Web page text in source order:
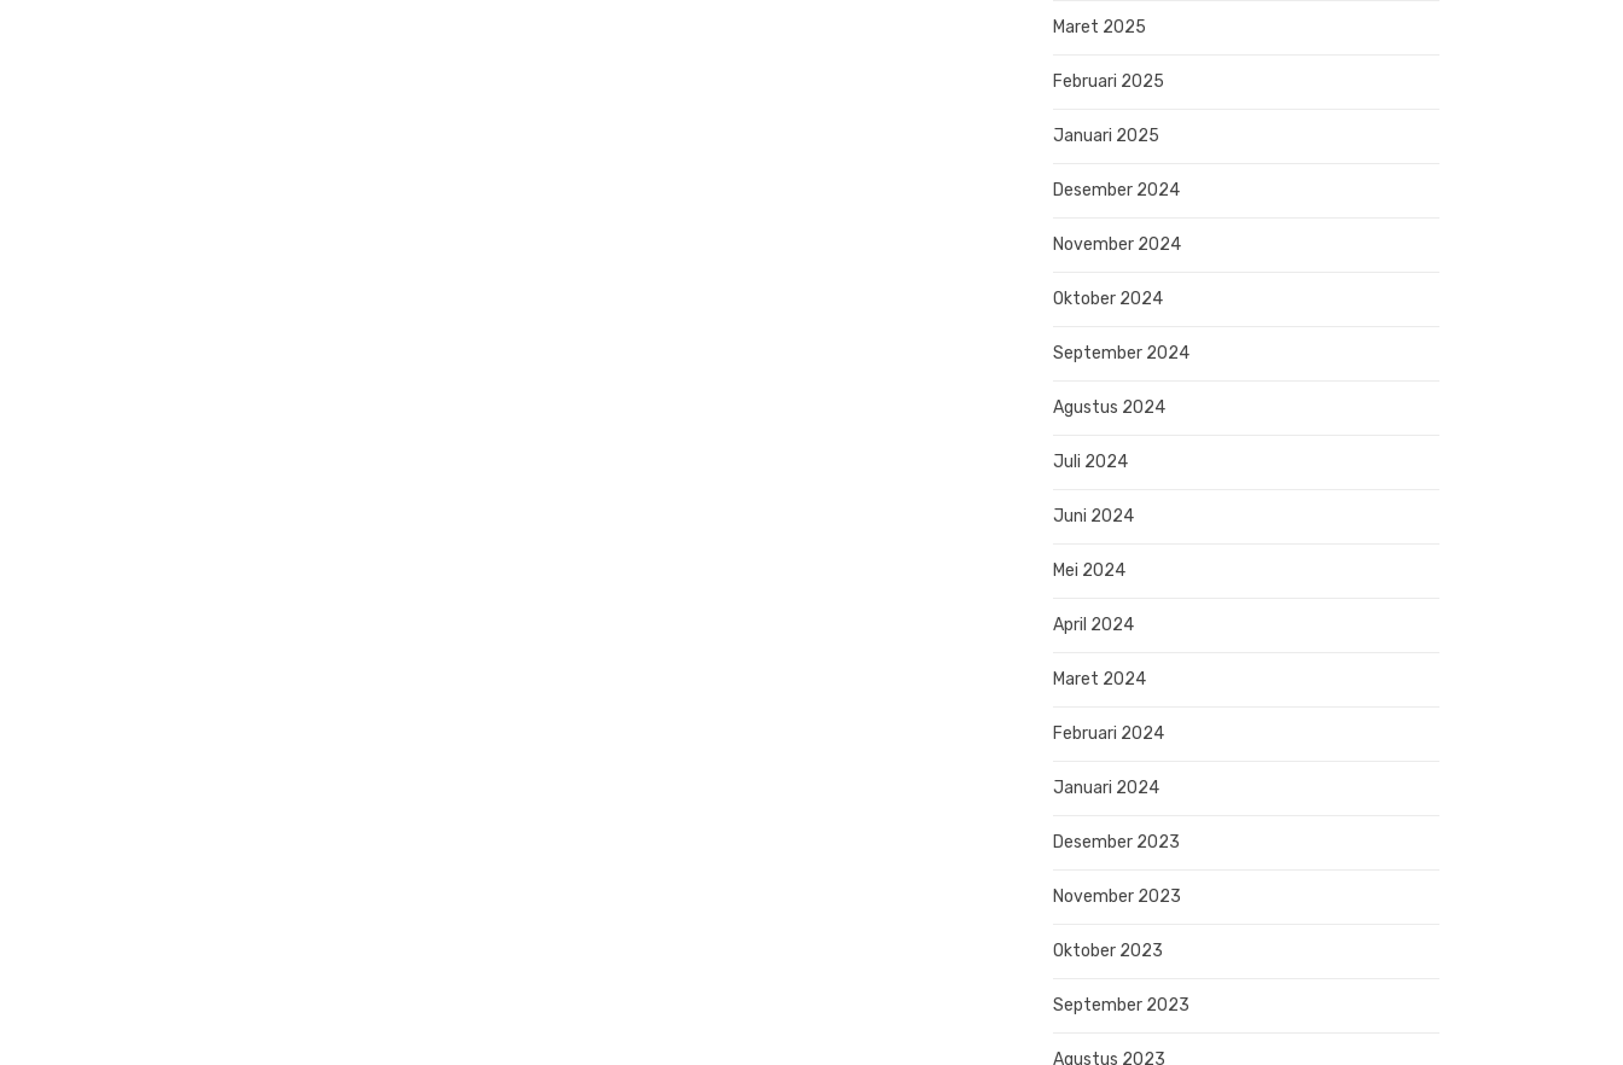
Maret 2025
Februari 2025
Januari 2025
Desember 2024
November 2024
Oktober 2024
September 2024
Agustus 2024
Juli 2024
Juni 2024
Mei 2024
April 2024
Maret 2024
Februari 2024
Januari 2024
Desember 2023
November 2023
Oktober 2023
September 2023
Agustus 2023